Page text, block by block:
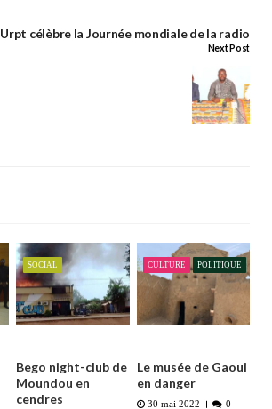
Urpt célèbre la Journée mondiale de la radio
Next Post
SOCIAL
Bego night-club de
Moundou en
cendres
CULTURE POLITIQUE
Le musée de Gaoui
en danger
30 mai 2022
0